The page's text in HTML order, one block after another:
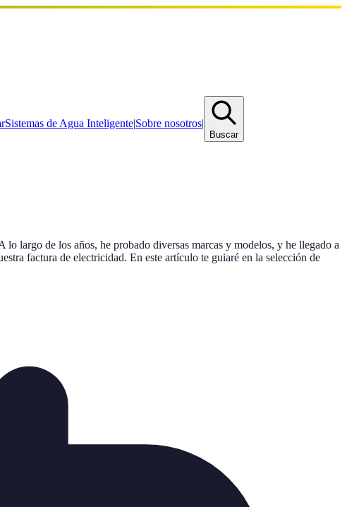
Sistemas de Agua Inteligente|Sobre nosotros|
Buscar
largo de los años, he probado diversas marcas y modelos, y he llegado a
factura de electricidad. En este artículo te guiaré en la selección de